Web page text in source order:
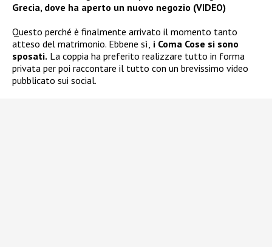
Grecia, dove ha aperto un nuovo negozio (VIDEO)
Questo perché è finalmente arrivato il momento tanto
atteso del matrimonio. Ebbene sì, i Coma Cose si sono
sposati. La coppia ha preferito realizzare tutto in forma
privata per poi raccontare il tutto con un brevissimo video
pubblicato sui social.